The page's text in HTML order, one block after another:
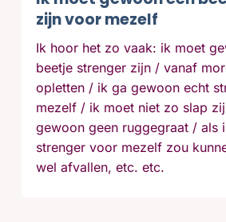
zijn voor mezelf
Ik hoor het zo vaak: ik moet
beetje strenger zijn / vanaf
opletten / ik ga gewoon echt
mezelf / ik moet niet zo slap
gewoon geen ruggegraat / als
strenger voor mezelf zou
wel afvallen, etc. etc.